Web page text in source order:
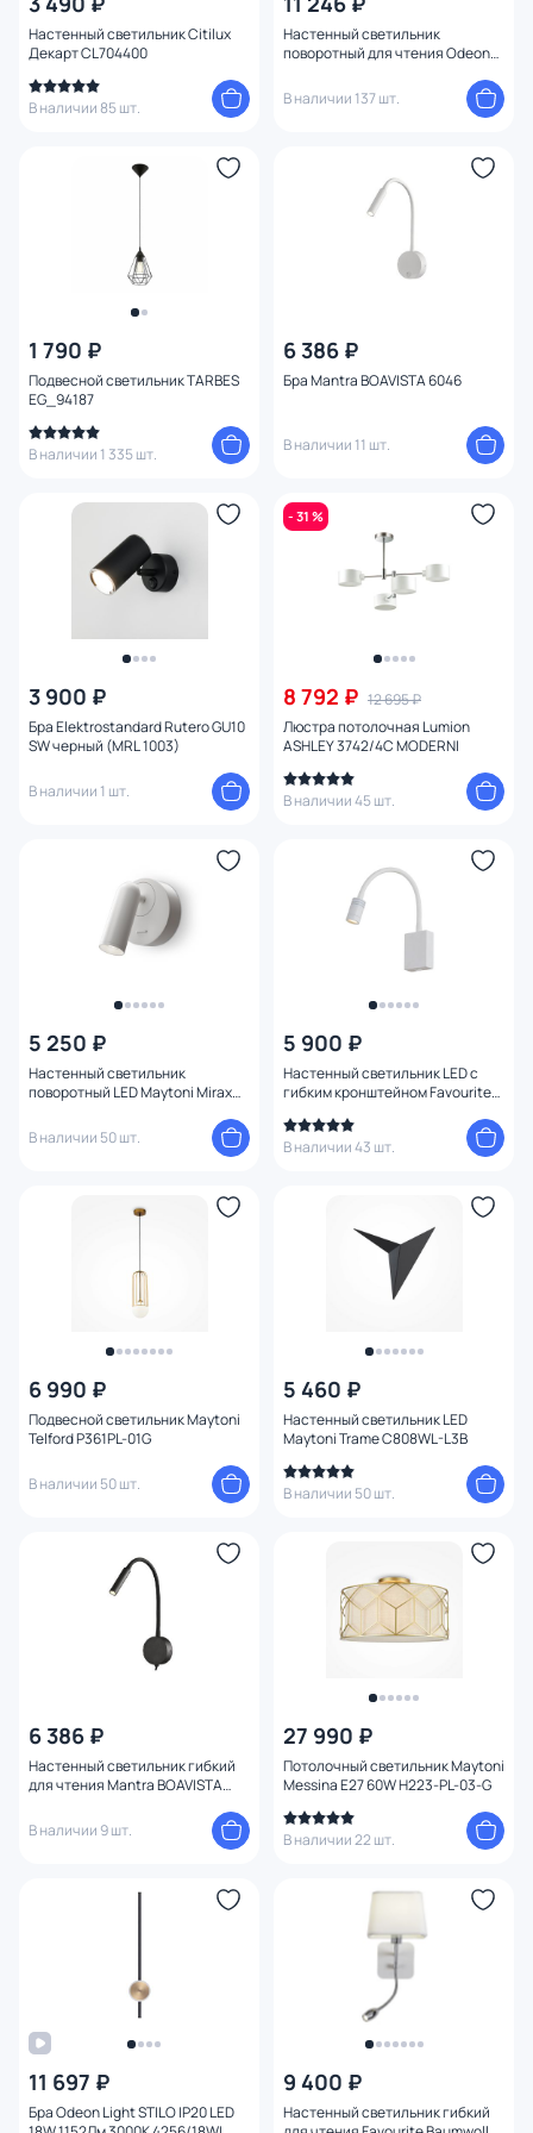
Настенный светильник Citilux
Декарт CL704400
В наличии 85 шт.
Настенный светильник
поворотный для чтения Odeon
В наличии 137 шт.
1 790 ₽
Подвесной светильник TARBES
EG_94187
В наличии 1 335 шт.
6 386 ₽
Бра Mantra BOAVISTA 6046
В наличии 11 шт.
3 900 ₽
Бра Elektrostandard Rutero GU10
SW черный (MRL 1003)
В наличии 1 шт.
- 31 %
8 792 ₽ 12 695 ₽
Люстра потолочная Lumion
ASHLEY 3742/4C MODERNI
В наличии 45 шт.
5 250 ₽
Настенный светильник
поворотный LED Maytoni Mirax
В наличии 50 шт.
5 900 ₽
Настенный светильник LED с
гибким кронштейном Favourite
В наличии 43 шт.
6 990 ₽
Подвесной светильник Maytoni
Telford P361PL-01G
В наличии 50 шт.
5 460 ₽
Настенный светильник LED
Maytoni Trame C808WL-L3B
В наличии 50 шт.
6 386 ₽
Настенный светильник гибкий
для чтения Mantra BOAVISTA
В наличии 9 шт.
27 990 ₽
Потолочный светильник Maytoni
Messina E27 60W H223-PL-03-G
В наличии 22 шт.
11 697 ₽
Бра Odeon Light STILO IP20 LED
9 400 ₽
Настенный светильник гибкий